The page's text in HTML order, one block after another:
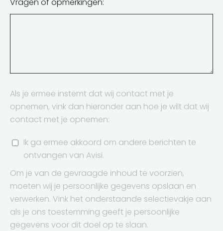
Als je ermee instemt dat wij contact met je
opnemen, vink dan hieronder aan hoe je wilt dat wij
contact met je opnemen:
Ik ga ermee akkoord om andere berichten te
ontvangen van Avisi.
Om je van de gevraagde inhoud te voorzien,
moeten wij je persoonlijke gegevens opslaan en
verwerken. Vink het onderstaande selectievakje aan
als je ons toestemming geeft je persoonlijke
gegevens voor dit doel op te slaan.